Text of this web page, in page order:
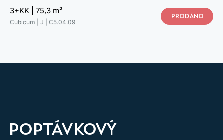
3+KK | 75,3 m²
Cubicum | J | C5.04.09
PRODÁNO
PROHLÉDNĚTE SI SVŮJ NOVÝ
POPTÁVKOVÝ